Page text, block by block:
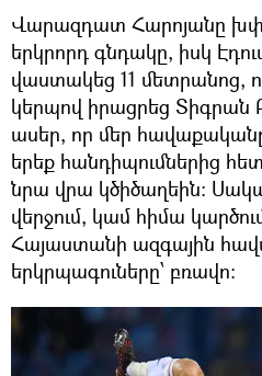
Վարազդատ Հարոյանը
երկրորդ գնդակը, իսկ
վաստակեց 11 մետրանոց,
կերպով իրացրեց Տիգրան
ասեր, որ մեր
երեք հանդիպումներից
նրա վրա կծիծաղեին։
վերջում, կամ հիմա
Հայաստանի ազգային
երկրպագուները՝ բռավո։